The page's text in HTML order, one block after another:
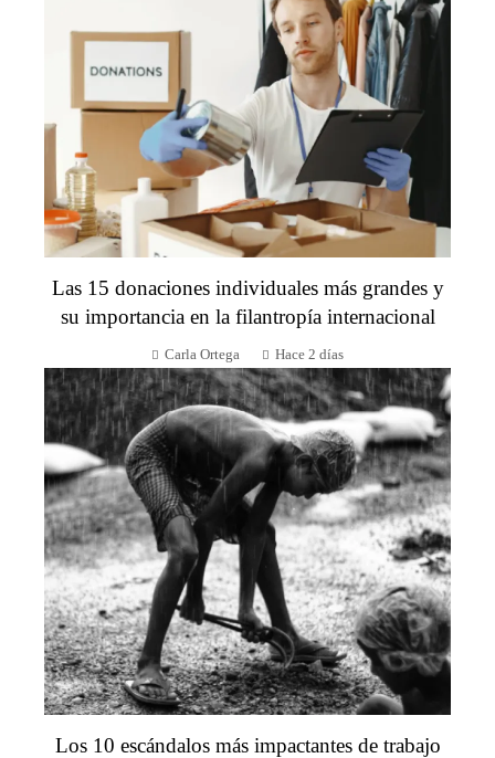
Las 15 donaciones individuales más grandes y
su importancia en la filantropía internacional
Carla Ortega Hace 2 días
Los 10 escándalos más impactantes de trabajo